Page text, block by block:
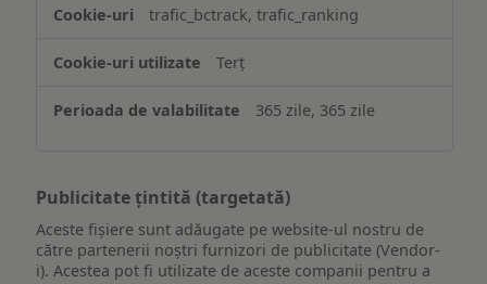
trafic_bctrack, trafic_ranking
Terț
365 zile, 365 zile
Publicitate țintită (targetată)
Aceste fișiere sunt adăugate pe website-ul nostru de
către partenerii noștri furnizori de publicitate (Vendor-
i). Acestea pot fi utilizate de aceste companii pentru a